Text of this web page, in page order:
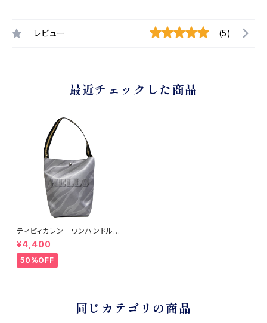
レビュー (5)
最近チェックした商品
ティピィカレン ワンハンドルペ
ンギンシルバー2WAYバゲットバ
ッグ
¥4,400
50%OFF
同じカテゴリの商品